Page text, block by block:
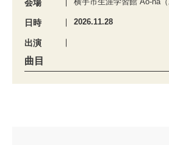
会場
日時 2026.11.28
出演
曲目